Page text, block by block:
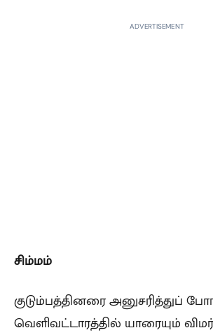
ADVERTISEMENT
சிம்மம்
குடும்பத்தினரை அனுசரித்துப்
வெளிவட்டாரத்தில் யாரையும்